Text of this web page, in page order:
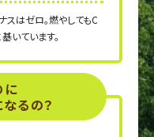
スはゼロ。燃やしてもC
いています。
に
るの？